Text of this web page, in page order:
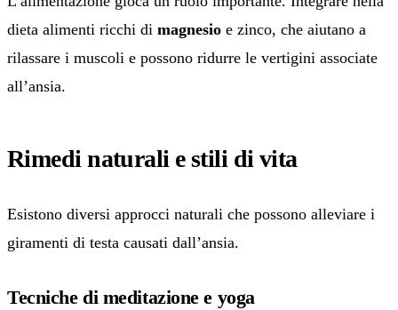
dieta alimenti ricchi di magnesio e zinco, che aiutano a
rilassare i muscoli e possono ridurre le vertigini associate
all’ansia.
Rimedi naturali e stili di vita
Esistono diversi approcci naturali che possono alleviare i
giramenti di testa causati dall’ansia.
Tecniche di meditazione e yoga